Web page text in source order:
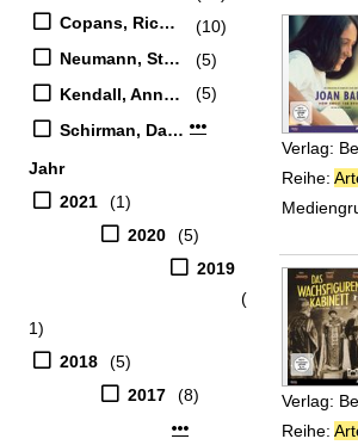
Copans, Richard (Regisseur)
Neumann, Stan (Regisseur)
(10)
Kendall, Anna-Celia [Regie]
(5)
Schirman, Danielle [Regie]
(5)
Mehr Verfasser-
Jahr
2021
(1)
2020
(5)
2019
(
1)
2018
(5)
2017
(8)
Mehr Jahr-Filter
Zu den
Verlag:
Reihe:
Verlag:
Reihe: